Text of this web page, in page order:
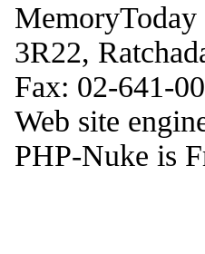
3R22,
Fax: 02-641-
Web site
PHP-Nuke is